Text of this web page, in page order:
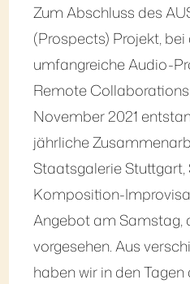
Zum Abschluss des
(Prospects) Projekt,
umfangreiche Audio-
Remote
November 2021
jährliche
Staatsgalerie
Komposition-
Angebot am Samstag,
vorgesehen. Aus
haben wir in den